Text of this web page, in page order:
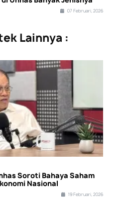
07 Februari, 2026
Lainnya :
Soroti Bahaya Saham
Nasional
19 Februari, 2026